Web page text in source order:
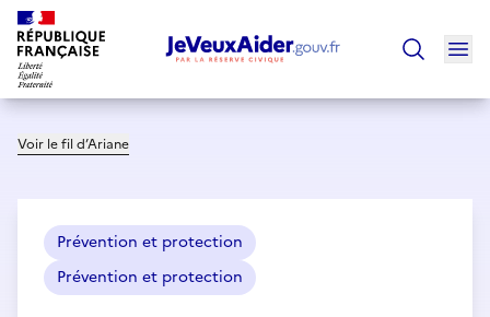
Voir le fil d’Ariane
Prévention et protection
Prévention et protection